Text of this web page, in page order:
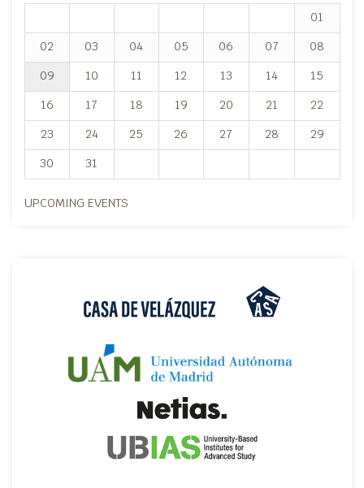
01
02
03 04 05 06 07
08
09
10 11 12 13 14
15
16
17 18 19 20 21
22
23
24 25 26 27 28
29
30
31
UPCOMING EVENTS